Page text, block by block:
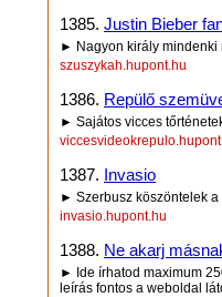
1385. Justin Bieber
► Nagyon király mindenki
szuszykah.hupont.hu
1386. Repülő
► Sajátos vicces
1387. Invasio
► Szerbusz köszöntelek
invasio.hupont.hu
1388. Ne akarj
► Ide írhatod maximum
leírás fontos a weboldal